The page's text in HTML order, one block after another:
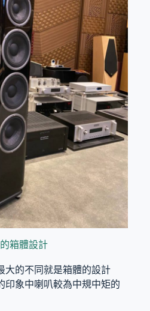
箱體設計
大的不同就是箱體的設計
印象中喇叭較為中規中矩的